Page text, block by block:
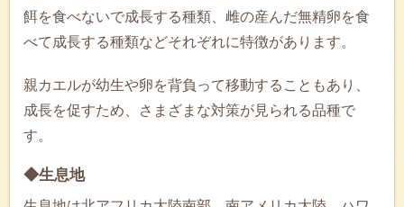
餌を食べないで成長する種類、雌の産んだ無精卵を食
べて成長する種類などそれぞれに特徴があります。
親カエルが幼生や卵を背負って移動することもあり、
成長を促すため、さまざまな対策が見られる品種で
す。
◆生息地